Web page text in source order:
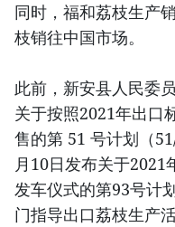
同时，福和荔枝生产
枝销往中国市场。
此前，新安县人民委
关于按照2021年出口
售的第 51 号计划（
月10日发布关于2021
发车仪式的第93号计
门指导出口荔枝生产